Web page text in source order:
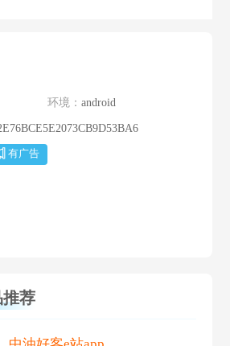
环境： android
有广告
荐